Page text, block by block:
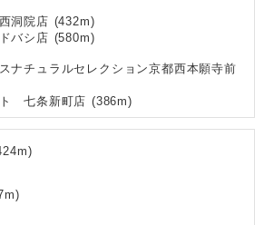
洞院店 (432m)
バシ店 (580m)
ナチュラルセレクション京都西本願寺前
七条新町店 (386m)
m)
m)